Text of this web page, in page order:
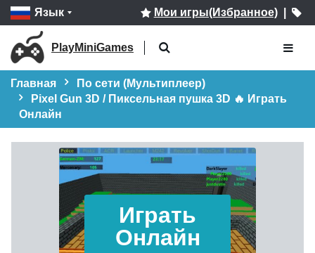
Язык Мои игры(Избранное)|
PlayMiniGames
Главная
По сети (Мультиплеер)
Pixel Gun 3D / Пиксельная пушка 3D 🔥 Играть
Онлайн
Играть
Онлайн